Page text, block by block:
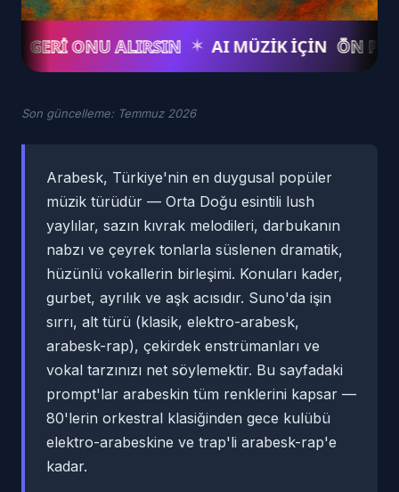
ONU ALIRSIN ✶ AI MÜZIK IÇIN ÖN
Son güncelleme: Temmuz 2026
Arabesk, Türkiye'nin en duygusal popüler
müzik türüdür — Orta Doğu esintili lush
yaylılar, sazın kıvrak melodileri, darbukanın
nabzı ve çeyrek tonlarla süslenen dramatik,
hüzünlü vokallerin birleşimi. Konuları kader,
gurbet, ayrılık ve aşk acısıdır. Suno'da işin
sırrı, alt türü (klasik, elektro-arabesk,
arabesk-rap), çekirdek enstrümanları ve
vokal tarzınızı net söylemektir. Bu sayfadaki
prompt'lar arabeskin tüm renklerini kapsar —
80'lerin orkestral klasiğinden gece kulübü
elektro-arabeskine ve trap'li arabesk-rap'e
kadar.